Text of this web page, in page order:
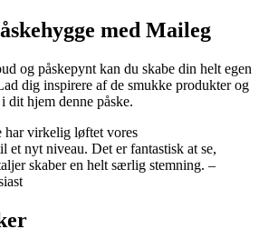
med Maileg
og påskepynt kan du skabe din helt egen
dig inspirere af de smukke produkter og
dit hjem denne påske.
har virkelig løftet vores
et nyt niveau. Det er fantastisk at se,
skaber en helt særlig stemning. –